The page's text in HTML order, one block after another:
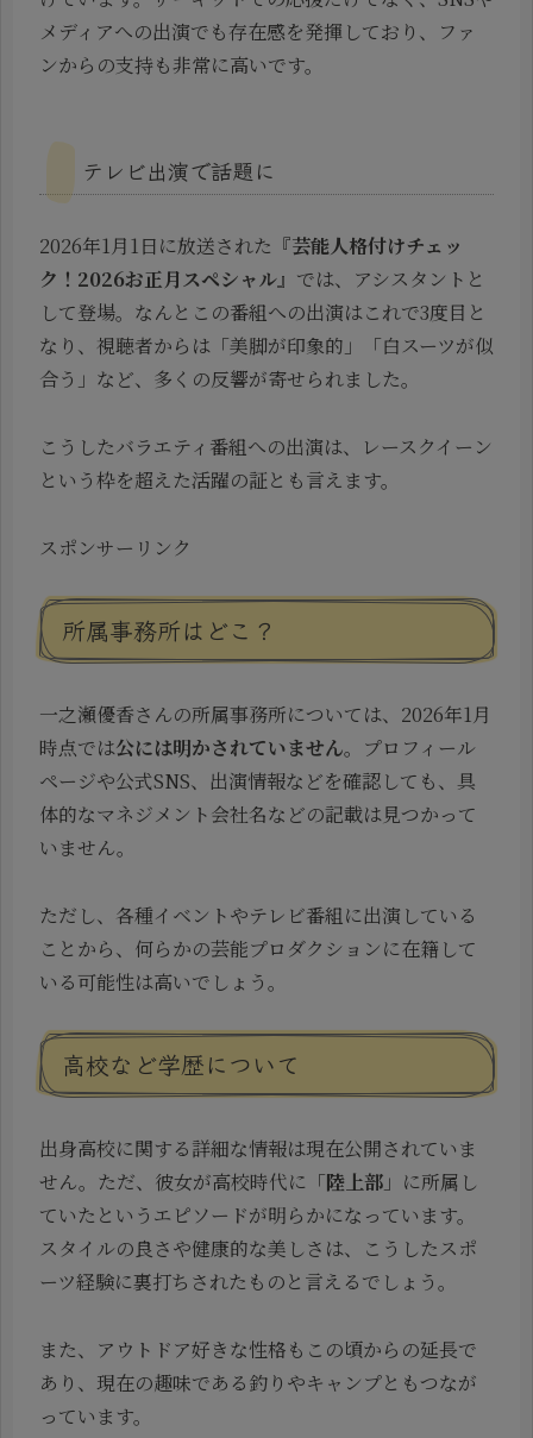
メディアへの出演でも存在感を発揮しており、ファ
ンからの支持も非常に高いです。
テレビ出演で話題に
2026年1月1日に放送された『芸能人格付けチェッ
ク！2026お正月スペシャル』では、アシスタントと
して登場。なんとこの番組への出演はこれで3度目と
なり、視聴者からは「美脚が印象的」「白スーツが似
合う」など、多くの反響が寄せられました。
こうしたバラエティ番組への出演は、レースクイーン
という枠を超えた活躍の証とも言えます。
スポンサーリンク
所属事務所はどこ？
一之瀬優香さんの所属事務所については、2026年1月
時点では公には明かされていません。プロフィール
ページや公式SNS、出演情報などを確認しても、具
体的なマネジメント会社名などの記載は見つかって
いません。
ただし、各種イベントやテレビ番組に出演している
ことから、何らかの芸能プロダクションに在籍して
いる可能性は高いでしょう。
高校など学歴について
出身高校に関する詳細な情報は現在公開されていま
せん。ただ、彼女が高校時代に「陸上部 」に所属し
ていたというエピソードが明らかになっています。
スタイルの良さや健康的な美しさは、こうしたスポ
ーツ経験に裏打ちされたものと言えるでしょう。
また、アウトドア好きな性格もこの頃からの延長で
あり、現在の趣味である釣りやキャンプともつなが
っています。